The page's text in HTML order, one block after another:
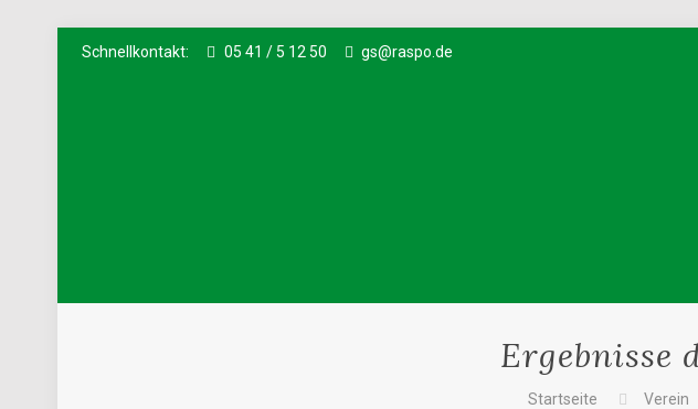
Schnellkontakt: 05 41 / 5 12 50 gs@raspo.de
Ergebnisse
Startseite Verein